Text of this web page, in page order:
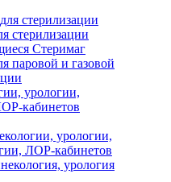
стерилизации
стерилизации
Стеримаг
паровой и газовой
урологии,
кабинетов
урологии,
ЛОР-кабинетов
урология